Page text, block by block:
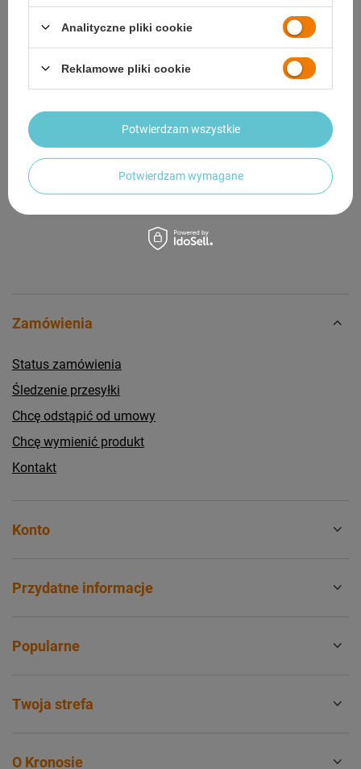
SZCZEGÓŁOWE DANE
GWARANCJA
Potrzebujesz pomocy? Masz pytania?
Zadaj pytanie a my odpowiemy niezwłocznie,
najciekawsze pytania i odpowiedzi publikując
dla innych.
Zamówienia
Status zamówienia
Śledzenie przesyłki
Chcę odstąpić od umowy
Chcę wymienić produkt
Kontakt
Konto
Przydatne informacje
Popularne
Twoja strefa
O Kronosie
Analityczne pliki cookie
Reklamowe pliki cookie
Potwierdzam wymagane
Potwierdzam wszystkie